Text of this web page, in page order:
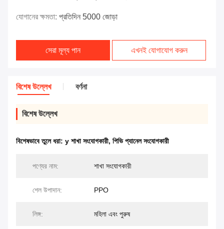
যোগানের ক্ষমতা: প্রতিদিন 5000 জোড়া
সেরা মূল্য পান এখনই যোগাযোগ করুন
বিশেষ উল্লেখ বর্ণনা
বিশেষ উল্লেখ
বিশেষভাবে তুলে ধরা: y শাখা সংযোগকারী, পিভি প্যানেল সংযোগকারী
পণ্যের নাম: শাখা সংযোগকারী
শেল উপাদান: PPO
লিঙ্গ: মহিলা এবং পুরুষ